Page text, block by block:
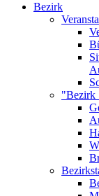
Bezirk
"Bezirk